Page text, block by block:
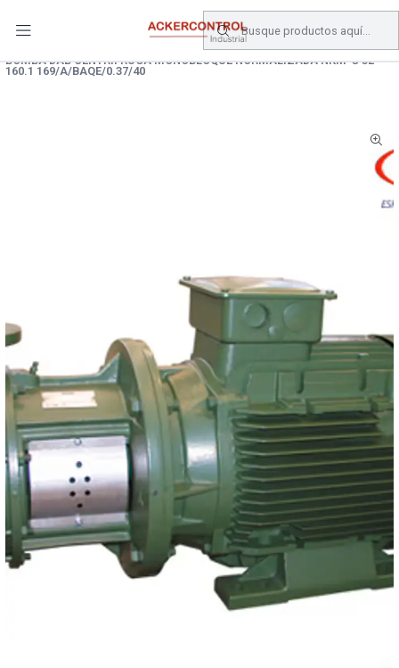
Equipos de Bombeo
BOMBA DAB CENTRIFRUGA MONOBLOQUE NORMALIZADA NKM-G 32-
160.1 169/A/BAQE/0.37/40